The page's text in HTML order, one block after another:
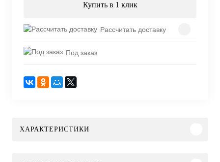
Купить в 1 клик
Рассчитать доставку
Под заказ
ХАРАКТЕРИСТИКИ